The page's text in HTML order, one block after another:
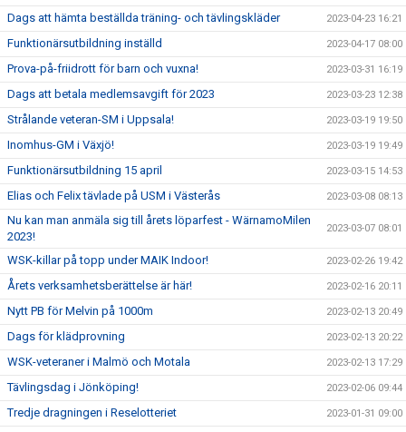
Dags att hämta beställda träning- och tävlingskläder 2023-04-23 16:21
Funktionärsutbildning inställd 2023-04-17 08:00
Prova-på-friidrott för barn och vuxna! 2023-03-31 16:19
Dags att betala medlemsavgift för 2023 2023-03-23 12:38
Strålande veteran-SM i Uppsala! 2023-03-19 19:50
Inomhus-GM i Växjö! 2023-03-19 19:49
Funktionärsutbildning 15 april 2023-03-15 14:53
Elias och Felix tävlade på USM i Västerås 2023-03-08 08:13
Nu kan man anmäla sig till årets löparfest - WärnamoMilen
2023!
2023-03-07 08:01
WSK-killar på topp under MAIK Indoor! 2023-02-26 19:42
Årets verksamhetsberättelse är här! 2023-02-16 20:11
Nytt PB för Melvin på 1000m 2023-02-13 20:49
Dags för klädprovning 2023-02-13 20:22
WSK-veteraner i Malmö och Motala 2023-02-13 17:29
Tävlingsdag i Jönköping! 2023-02-06 09:44
Tredje dragningen i Reselotteriet 2023-01-31 09:00